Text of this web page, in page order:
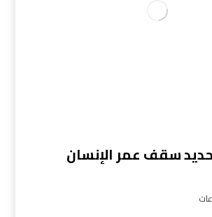
سقف عمر الإنسان